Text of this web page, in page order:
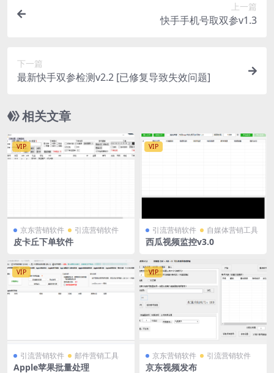
上一篇
快手手机号取双参v1.3
下一篇
最新快手双参检测v2.2 [已修复导致失效问题]
相关文章
VIP
京东营销软件 引流营销软件
皮卡丘下单软件
VIP
引流营销软件 自媒体营销工具
西瓜视频监控v3.0
VIP
引流营销软件 邮件营销工具
Apple苹果批量处理
VIP
京东营销软件 引流营销软件
京东视频发布